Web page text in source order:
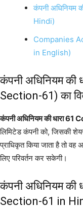
कंपनी अधिनियम
Hindi)
Companies
in English)
कंपनी अधिनियम की
Section-61) का
कंपनी अधिनियम की धारा
लिमिटेड कंपनी को, जिसकी
प्राधिकृत किया जाता है तो
लिए परिवर्तन कर सकेगी।
कंपनी अधिनियम की
Section-61 in